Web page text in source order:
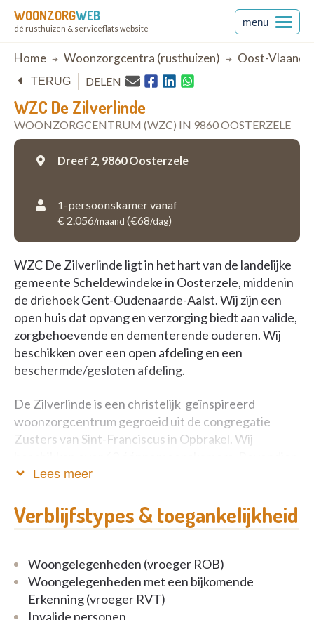
WOONZORGWEB
dé rusthuizen & serviceflats website
menu
Breadcrumb
Home Woonzorgcentra (rusthuizen) Oost-
WZC De Zilverlinde
WOONZORGCENTRUM (WZC) IN 9860 OOSTERZELE
TERUG DELEN
Dreef 2, 9860 Oosterzele
1-persoonskamer vanaf
€ 2.056/maand (€68/dag)
WZC De Zilverlinde ligt in het hart van de landelijke
gemeente Scheldewindeke in Oosterzele, middenin
de driehoek Gent-Oudenaarde-Aalst. Wij zijn een
open huis dat opvang en verzorging biedt aan valide,
zorgbehoevende en dementerende ouderen. Wij
beschikken over een open afdeling en een
beschermde/gesloten afdeling.
De Zilverlinde is een christelijk geïnspireerd
woonzorgcentrum gegroeid uit de congregatie
Zusters van Sint-Franciscus in Opbrakel. Wij
stellen wij alles in het werk om mensen die palliatief
te bieden.
voor onze bewoners. Het spreekt voor zich dat onze
zorg vertrekt vanuit hun persoonlijke behoeften en
voorkeuren. Privacy, autonomie, veiligheid en
geborgenheid zijn sleutelbegrippen in onze
Lees meer
Verblijfstypes & toegankelijkheid
Woongelegenheden (vroeger ROB)
Woongelegenheden met een bijkomende
Erkenning (vroeger RVT)
Invalide personen